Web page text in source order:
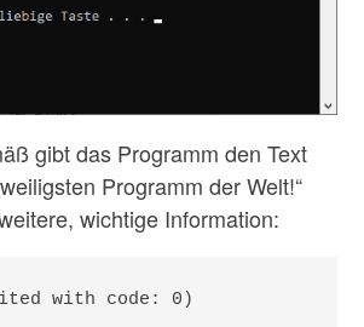
gibt das Programm den Text
Programm der Welt!“
wichtige Information:
with code: 0)